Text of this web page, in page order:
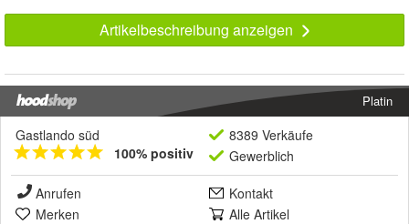
Artikelbeschreibung anzeigen
Platin
Gastlando süd
100% positiv
8389 Verkäufe
Gewerblich
Anrufen
Kontakt
Merken
Alle Artikel